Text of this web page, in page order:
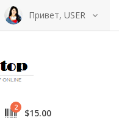
Привет, USER
2 $15.00